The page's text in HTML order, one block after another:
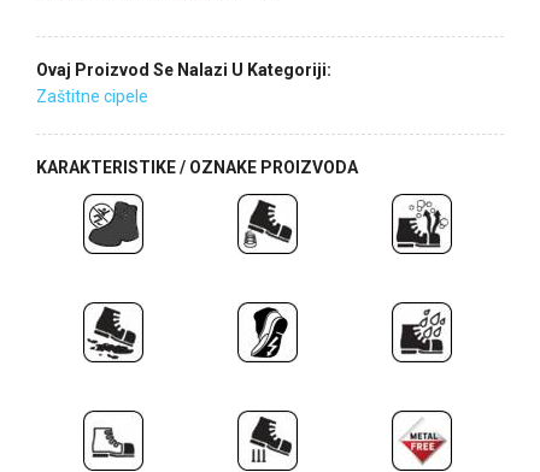
Ovaj Proizvod Se Nalazi U Kategoriji:
Zaštitne cipele
KARAKTERISTIKE / OZNAKE PROIZVODA